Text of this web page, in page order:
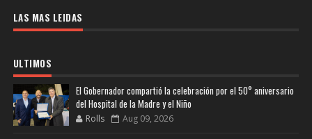
LAS MAS LEIDAS
ULTIMOS
El Gobernador compartió la celebración por el 50° aniversario
del Hospital de la Madre y el Niño
Rolls Aug 09, 2026